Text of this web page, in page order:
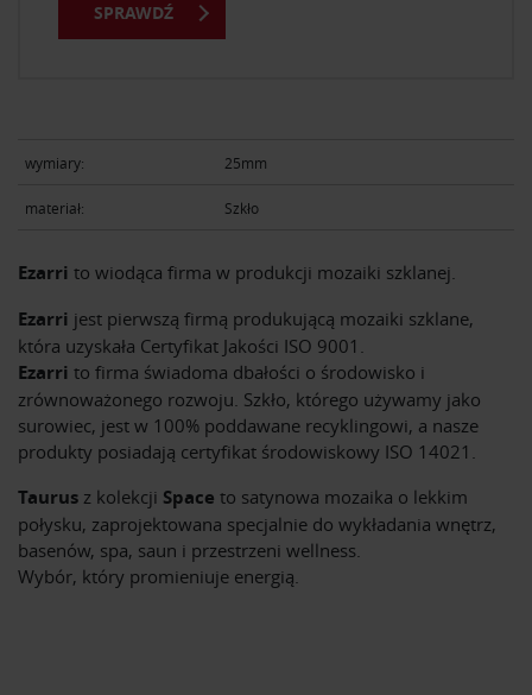
wymiary: 25mm
materiał: Szkło
Ezarri to wiodąca firma w produkcji mozaiki szklanej.
Ezarri jest pierwszą firmą produkującą mozaiki szklane,
która uzyskała Certyfikat Jakości ISO 9001.
Ezarri to firma świadoma dbałości o środowisko i
zrównoważonego rozwoju. Szkło, którego używamy jako
surowiec, jest w 100% poddawane recyklingowi, a nasze
produkty posiadają certyfikat środowiskowy ISO 14021.
Taurus z kolekcji Space to satynowa mozaika o lekkim
połysku, zaprojektowana specjalnie do wykładania wnętrz,
basenów, spa, saun i przestrzeni wellness.
Wybór, który promieniuje energią.
SPRAWDŹ